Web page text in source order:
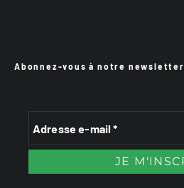
Abonnez-vous à notre newsletter